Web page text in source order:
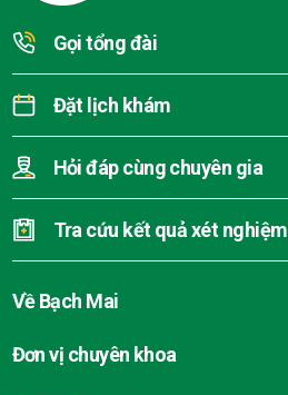
Gọi tổng đài
Đặt lịch khám
Hỏi đáp cùng chuyên gia
Tra cứu kết quả xét nghiệm
Về Bạch Mai
Đơn vị chuyên khoa